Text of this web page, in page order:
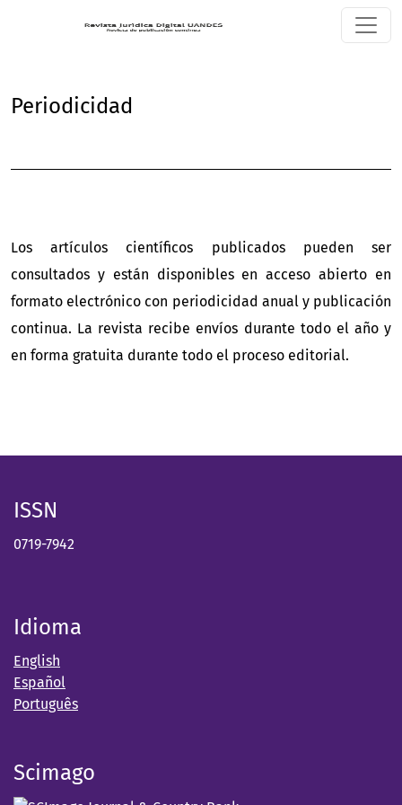
Periodicidad
Los artículos científicos publicados pueden ser
consultados y están disponibles en acceso abierto en
formato electrónico con periodicidad anual y publicación
continua. La revista recibe envíos durante todo el año y
en forma gratuita durante todo el proceso editorial.
ISSN
0719-7942
Idioma
English
Español
Português
Scimago